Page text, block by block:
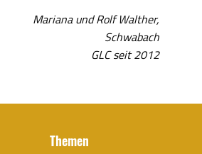
Mariana und Rolf Walther,
Schwabach
GLC seit 2012
Themen